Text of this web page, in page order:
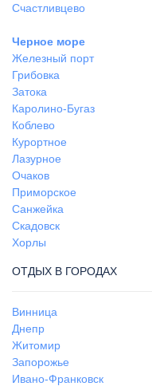
Счастливцево
Черное море
Железный порт
Грибовка
Затока
Каролино-Бугаз
Коблево
Курортное
Лазурное
Очаков
Приморское
Санжейка
Скадовск
Хорлы
ОТДЫХ В ГОРОДАХ
Винница
Днепр
Житомир
Запорожье
Ивано-Франковск